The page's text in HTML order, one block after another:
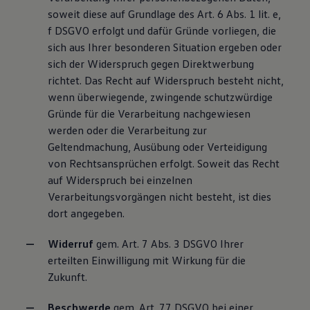
soweit diese auf Grundlage des Art. 6 Abs. 1 lit. e,
f DSGVO erfolgt und dafür Gründe vorliegen, die
sich aus Ihrer besonderen Situation ergeben oder
sich der Widerspruch gegen Direktwerbung
richtet. Das Recht auf Widerspruch besteht nicht,
wenn überwiegende, zwingende schutzwürdige
Gründe für die Verarbeitung nachgewiesen
werden oder die Verarbeitung zur
Geltendmachung, Ausübung oder Verteidigung
von Rechtsansprüchen erfolgt. Soweit das Recht
auf Widerspruch bei einzelnen
Verarbeitungsvorgängen nicht besteht, ist dies
dort angegeben.
Widerruf gem. Art. 7 Abs. 3 DSGVO Ihrer
erteilten Einwilligung mit Wirkung für die
Zukunft.
Beschwerde gem. Art. 77 DSGVO bei einer